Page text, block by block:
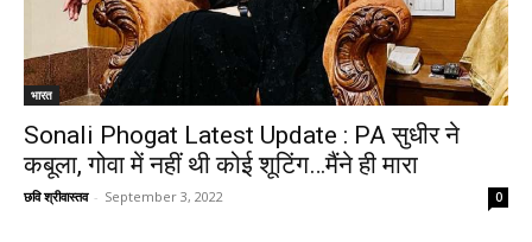
भारत
Sonali Phogat Latest Update : PA सुधीर ने
कबूला, गोवा में नहीं थी कोई शूटिंग…मैंने ही मारा
छवि श्रीवास्तव - September 3, 2022 0